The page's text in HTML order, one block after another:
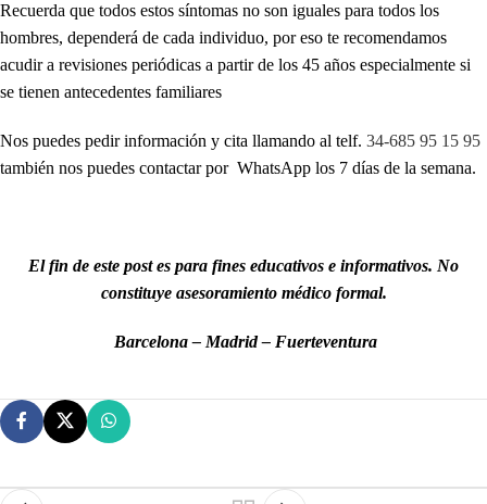
Recuerda que todos estos síntomas no son iguales para todos los
hombres, dependerá de cada individuo, por eso te recomendamos
acudir a revisiones periódicas a partir de los 45 años especialmente si
se tienen antecedentes familiares
Nos puedes pedir información y cita llamando al telf. 34-685 95 15 95
también nos puedes contactar por WhatsApp los 7 días de la semana.
El fin de este post es para fines educativos e informativos. No
constituye asesoramiento médico formal.
Barcelona – Madrid – Fuerteventura